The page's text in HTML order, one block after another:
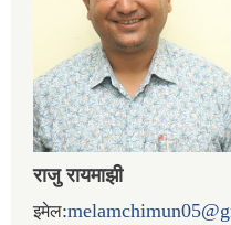
राजु रायमाझी
इमेल: